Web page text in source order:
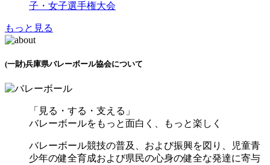
子・女子選手権大会
もっと見る
(一財)兵庫県バレーボール協会について
「見る・する・支える」
バレーボールをもっと面白く、もっと楽しく
バレーボール競技の普及、および振興を図り、児童青
少年の健全育成および県民の心身の健全な発達に寄与